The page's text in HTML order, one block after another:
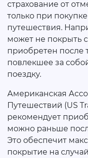
страхование от
только при
путешествия.
может не покрыть
приобретен после
повлекшее за
поездку.
Американская
Путешествий (US
рекомендует
можно раньше
Это обеспечит
покрытие на